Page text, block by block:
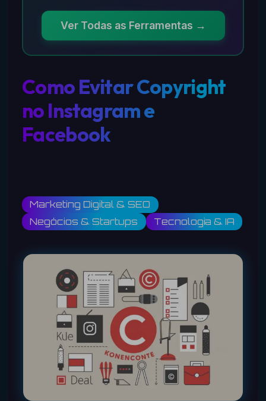
Ver Todas as Ferramentas →
Como Evitar Copyright
no Instagram e
Facebook
Marketing Digital & SEO
Negócios & Startups
Tecnologia & IA